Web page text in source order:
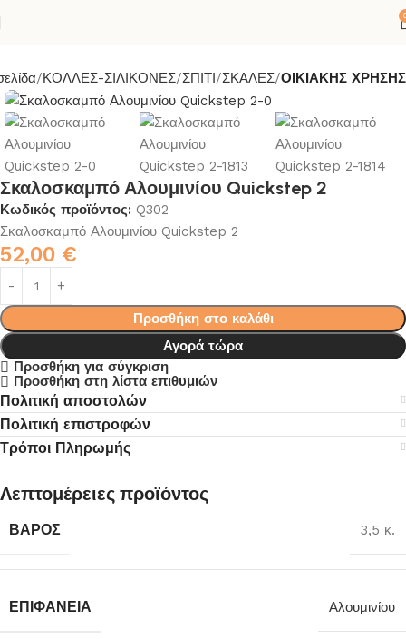
ΚΟΛΛΕΣ-ΣΙΛΙΚΟΝΕΣ ΣΠΙΤΙ ΣΚΑΛΕΣ ΟΙΚΙΑΚΗΣ ΧΡΗΣΗΣ
Σκαλοσκαμπό Αλουμινίου Quickstep 2
Κωδικός προϊόντος: Q302
Σκαλοσκαμπό Αλουμινίου Quickstep 2
52,00 €
Προσθήκη στο καλάθι
Αγορά τώρα
Προσθήκη για σύγκριση
Προσθήκη στη λίστα επιθυμιών
Πολιτική αποστολών
Πολιτική επιστροφών
Τρόποι Πληρωμής
Λεπτομέρειες προϊόντος
ΒΆΡΟΣ 3,5 κ.
ΕΠΙΦΆΝΕΙΑ Αλουμινίου